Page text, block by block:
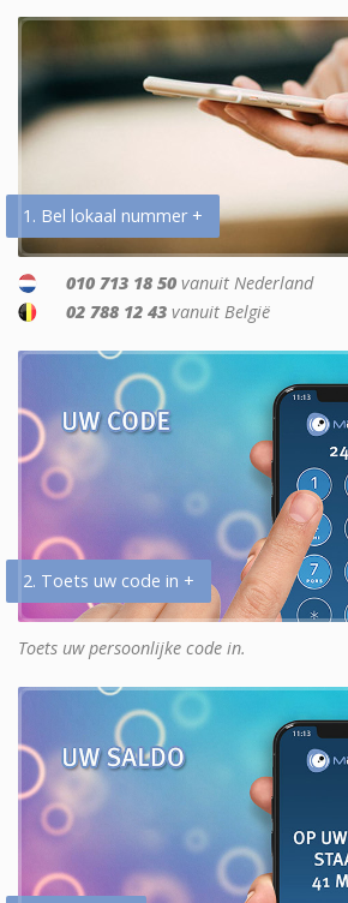
1. Bel lokaal nummer +
010 713 18 50 vanuit Nederland
02 788 12 43 vanuit België
2. Toets uw code in +
Toets uw persoonlijke code in.